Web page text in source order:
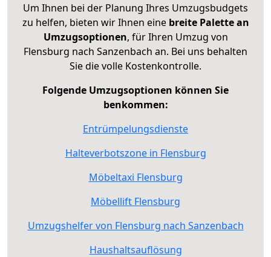
Um Ihnen bei der Planung Ihres Umzugsbudgets
zu helfen, bieten wir Ihnen eine breite Palette an
Umzugsoptionen, für Ihren Umzug von
Flensburg nach Sanzenbach an. Bei uns behalten
Sie die volle Kostenkontrolle.
Folgende Umzugsoptionen können Sie
benkommen:
Entrümpelungsdienste
Halteverbotszone in Flensburg
Möbeltaxi Flensburg
Möbellift Flensburg
Umzugshelfer von Flensburg nach Sanzenbach
Haushaltsauflösung